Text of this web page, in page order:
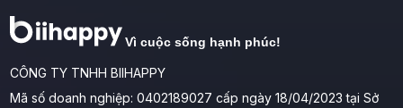
Vì cuộc sống hạnh phúc!
CÔNG TY TNHH BIIHAPPY
Mã số doanh nghiệp: 0402189027 cấp ngày 18/04/2023 tại Sở